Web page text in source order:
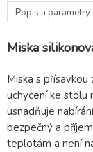
Popis a parametry
Miska
Miska s
uchycení ke stolu
usnadňuje
bezpečný a
teplotám a není